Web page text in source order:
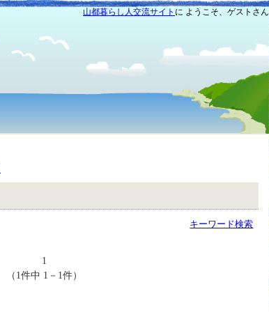
山都暮らし人交流サイト に ようこそ、ゲストさん
キーワード検索
1
（1件中 1－1件）